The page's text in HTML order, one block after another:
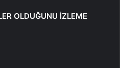
OLDUĞUNU İZLEME